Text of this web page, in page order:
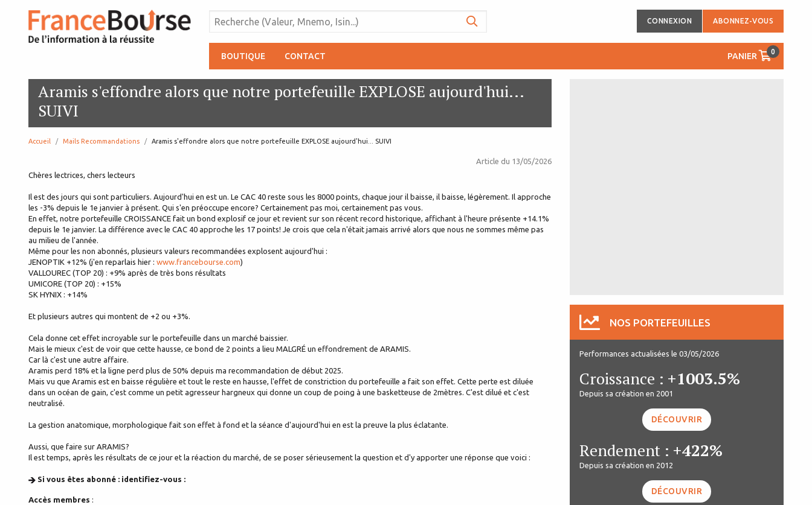
CONNEXION ABONNEZ-VOUS
BOUTIQUE CONTACT PANIER 0
Aramis s'effondre alors que notre portefeuille EXPLOSE aujourd'hui...
SUIVI
Accueil Mails Recommandations page:
Aramis s'effondre alors que notre portefeuille EXPLOSE aujourd'hui... SUIVI
Article du 13/05/2026
Chères lectrices, chers lecteurs
Il est des jours qui sont particuliers. Aujourd'hui en est un. Le CAC 40 reste sous les 8000 points, chaque jour il baisse, il baisse, légèrement. Il approche
les -3% depuis le 1e janvier à présent. Qui s'en préoccupe encore? Certainement pas moi, certainement pas vous.
En effet, notre portefeuille CROISSANCE fait un bond explosif ce jour et revient sur son récent record historique, affichant à l'heure présente +14.1%
depuis le 1e janvier. La différence avec le CAC 40 approche les 17 points! Je crois que cela n'était jamais arrivé alors que nous ne sommes même pas
au milieu de l'année.
Même pour les non abonnés, plusieurs valeurs recommandées explosent aujourd'hui :
JENOPTIK +12% (j'en reparlais hier : www.francebourse.com)
VALLOUREC (TOP 20) : +9% après de très bons résultats
UMICORE (TOP 20) : +15%
SK HYNIX : +14%
Et plusieurs autres qui montent de +2 ou +3%.
Cela donne cet effet incroyable sur le portefeuille dans un marché baissier.
Mais le mieux c'est de voir que cette hausse, ce bond de 2 points a lieu MALGRÉ un effondrement de ARAMIS.
Car là c'est une autre affaire.
Aramis perd 18% et la ligne perd plus de 50% depuis ma recommandation de début 2025.
Mais vu que Aramis est en baisse régulière et tout le reste en hausse, l'effet de constriction du portefeuille a fait son effet. Cette perte est diluée
dans un océan de gain, c'est comme un petit agresseur hargneux qui donne un coup de poing à une basketteuse de 2mètres. C'est dilué et c'est
neutralisé.
La gestion anatomique, morphologique fait son effet à fond et la séance d'aujourd'hui en est la preuve la plus éclatante.
Aussi, que faire sur ARAMIS?
Il est temps, après les résultats de ce jour et la réaction du marché, de se poser sérieusement la question et d'y apporter une réponse que voici :
Si vous êtes abonné : identifiez-vous :
Accès membres :
NOS PORTEFEUILLES
Performances actualisées le 03/05/2026
Croissance : +1003.5%
Depuis sa création en 2001
DÉCOUVRIR
Rendement : +422%
Depuis sa création en 2012
DÉCOUVRIR